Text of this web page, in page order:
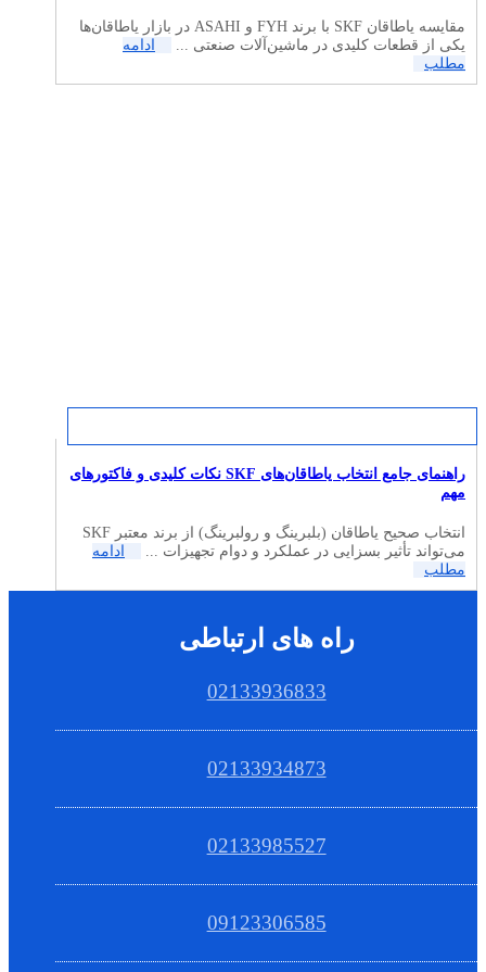
مقایسه یاطاقان SKF با برند FYH و ASAHI در بازار یاطاقان‌ها
یکی از قطعات کلیدی در ماشین‌آلات صنعتی ...
ادامه
مطلب
راهنمای جامع انتخاب یاطاقان‌های SKF نکات کلیدی و فاکتورهای
مهم
انتخاب صحیح یاطاقان (بلبرینگ و رولبرینگ) از برند معتبر SKF
می‌تواند تأثیر بسزایی در عملکرد و دوام تجهیزات ...
ادامه
مطلب
راه های ارتباطی
02133936833
02133934873
02133985527
09123306585